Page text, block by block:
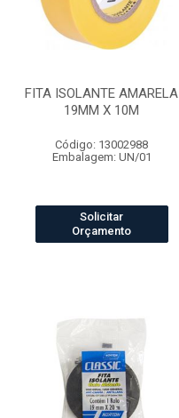
FITA ISOLANTE AMARELA
19MM X 10M
Código: 13002988
Embalagem: UN/01
Solicitar
Orçamento